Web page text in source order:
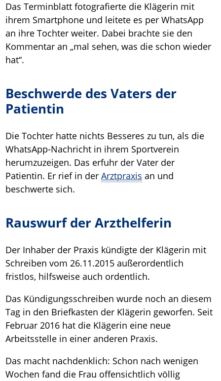
Das Terminblatt fotografierte die Klägerin mit
ihrem Smartphone und leitete es per WhatsApp
an ihre Tochter weiter. Dabei brachte sie den
Kommentar an „mal sehen, was die schon wieder
hat“.
Beschwerde des Vaters der
Patientin
Die Tochter hatte nichts Besseres zu tun, als die
WhatsApp-Nachricht in ihrem Sportverein
herumzuzeigen. Das erfuhr der Vater der
Patientin. Er rief in derArztpraxis an und
beschwerte sich.
Rauswurf der Arzthelferin
Der Inhaber der Praxis kündigte der Klägerin mit
Schreiben vom 26.11.2015 außerordentlich
fristlos, hilfsweise auch ordentlich.
Das Kündigungsschreiben wurde noch an diesem
Tag in den Briefkasten der Klägerin geworfen. Seit
Februar 2016 hat die Klägerin eine neue
Arbeitsstelle in einer anderen Praxis.
Das macht nachdenklich: Schon nach wenigen
Wochen fand die Frau offensichtlich völlig